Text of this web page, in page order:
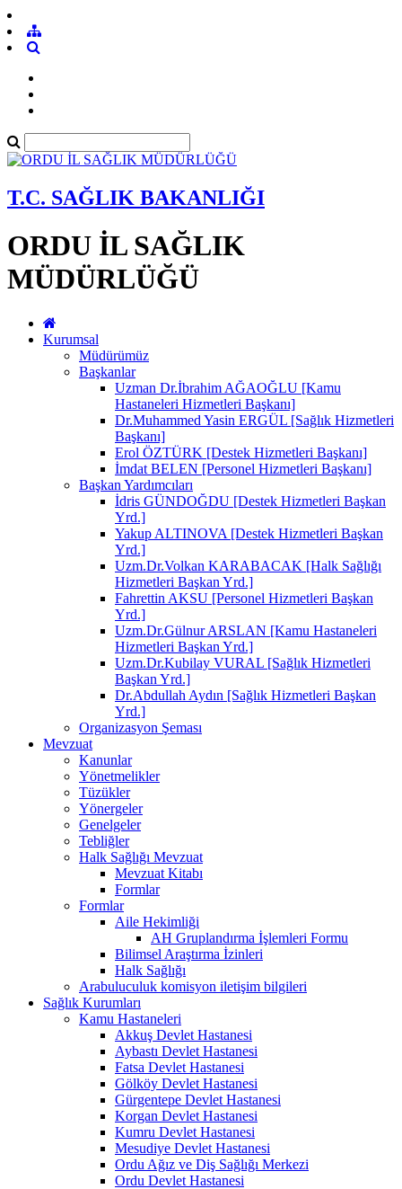
T.C. SAĞLIK BAKANLIĞI
ORDU İL SAĞLIK
MÜDÜRLÜĞÜ
Kurumsal
Müdürümüz
Başkanlar
Uzman Dr.İbrahim AĞAOĞLU [Kamu
Hastaneleri Hizmetleri Başkanı]
Dr.Muhammed Yasin ERGÜL [Sağlık Hizmetleri
Başkanı]
Erol ÖZTÜRK [Destek Hizmetleri Başkanı]
İmdat BELEN [Personel Hizmetleri Başkanı]
Başkan Yardımcıları
İdris GÜNDOĞDU [Destek Hizmetleri Başkan
Yrd.]
Yakup ALTINOVA [Destek Hizmetleri Başkan
Yrd.]
Uzm.Dr.Volkan KARABACAK [Halk Sağlığı
Hizmetleri Başkan Yrd.]
Fahrettin AKSU [Personel Hizmetleri Başkan
Yrd.]
Uzm.Dr.Gülnur ARSLAN [Kamu Hastaneleri
Hizmetleri Başkan Yrd.]
Uzm.Dr.Kubilay VURAL [Sağlık Hizmetleri
Başkan Yrd.]
Dr.Abdullah Aydın [Sağlık Hizmetleri Başkan
Yrd.]
Organizasyon Şeması
Mevzuat
Kanunlar
Yönetmelikler
Tüzükler
Yönergeler
Genelgeler
Tebliğler
Halk Sağlığı Mevzuat
Mevzuat Kitabı
Formlar
Formlar
Aile Hekimliği
AH Gruplandırma İşlemleri Formu
Bilimsel Araştırma İzinleri
Halk Sağlığı
Arabuluculuk komisyon iletişim bilgileri
Sağlık Kurumları
Kamu Hastaneleri
Akkuş Devlet Hastanesi
Aybastı Devlet Hastanesi
Fatsa Devlet Hastanesi
Gölköy Devlet Hastanesi
Gürgentepe Devlet Hastanesi
Korgan Devlet Hastanesi
Kumru Devlet Hastanesi
Mesudiye Devlet Hastanesi
Ordu Ağız ve Diş Sağlığı Merkezi
Ordu Devlet Hastanesi